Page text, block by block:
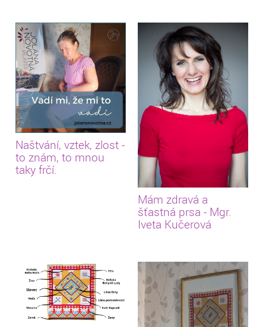
Naštvání, vztek, zlost -
to znám, to mnou
taky frčí.
Mám zdravá a
šťastná prsa - Mgr.
Iveta Kučerová